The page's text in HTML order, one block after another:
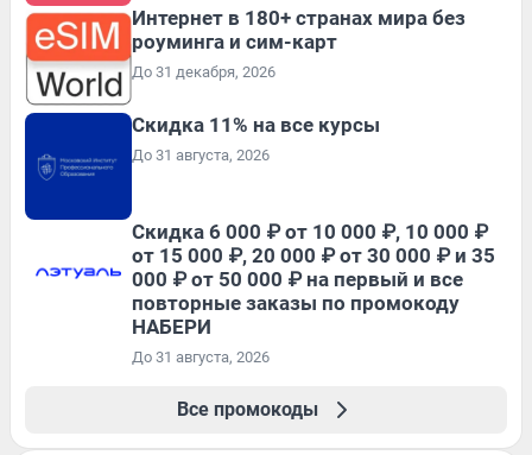
Интернет в 180+ странах мира без
роуминга и сим-карт
До 31 декабря, 2026
Скидка 11% на все курсы
До 31 августа, 2026
Скидка 6 000 ₽ от 10 000 ₽, 10 000 ₽
от 15 000 ₽, 20 000 ₽ от 30 000 ₽ и 35
000 ₽ от 50 000 ₽ на первый и все
повторные заказы по промокоду
НАБЕРИ
До 31 августа, 2026
Все промокоды